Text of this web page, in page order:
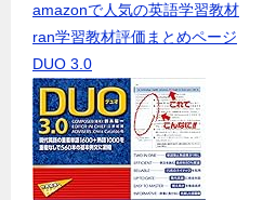
amazonで人気の英語学習教材
ran学習教材評価まとめページ
DUO 3.0